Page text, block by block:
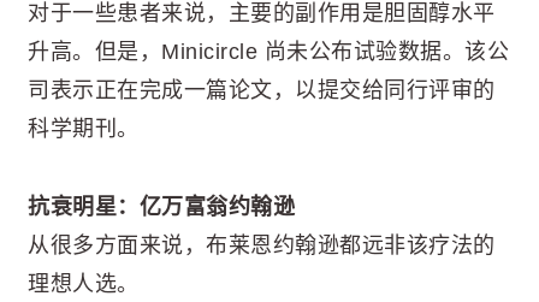
对于一些患者来说，主要的副作用是胆固醇水平
升高。但是，Minicircle 尚未公布试验数据。该公
司表示正在完成一篇论文，以提交给同行评审的
科学期刊。
抗衰明星：亿万富翁约翰逊
从很多方面来说，布莱恩约翰逊都远非该疗法的
理想人选。